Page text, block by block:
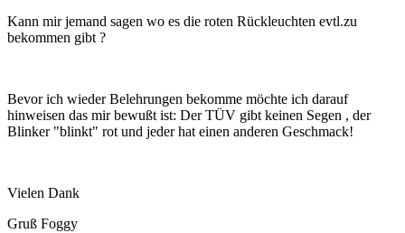
Kann mir jemand sagen wo es die roten Rückleuchten evtl.zu
bekommen gibt ?
Bevor ich wieder Belehrungen bekomme möchte ich darauf
hinweisen das mir bewußt ist: Der TÜV gibt keinen Segen , der
Blinker "blinkt" rot und jeder hat einen anderen Geschmack!
Vielen Dank
Gruß Foggy